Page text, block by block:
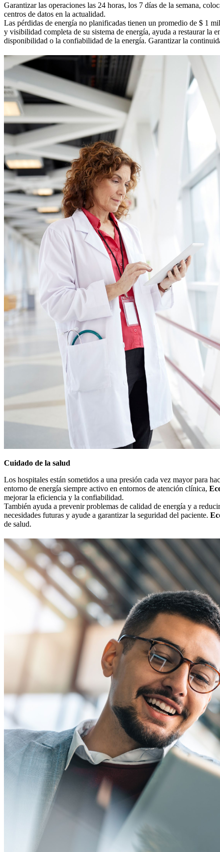
Garantizar las operaciones las 24 horas, los 7 días de la semana,
centros de datos en la actualidad.
Las pérdidas de energía no planificadas tienen un promedio de $ 1
y visibilidad completa de su sistema de energía, ayuda a restaurar la
disponibilidad o la confiabilidad de la energía. Garantizar la
Cuidado de la salud
Los hospitales están sometidos a una presión cada vez mayor para
entorno de energía siempre activo en entornos de atención clínica,
mejorar la eficiencia y la confiabilidad.
También ayuda a prevenir problemas de calidad de energía y a
necesidades futuras y ayude a garantizar la seguridad del paciente.
de salud.